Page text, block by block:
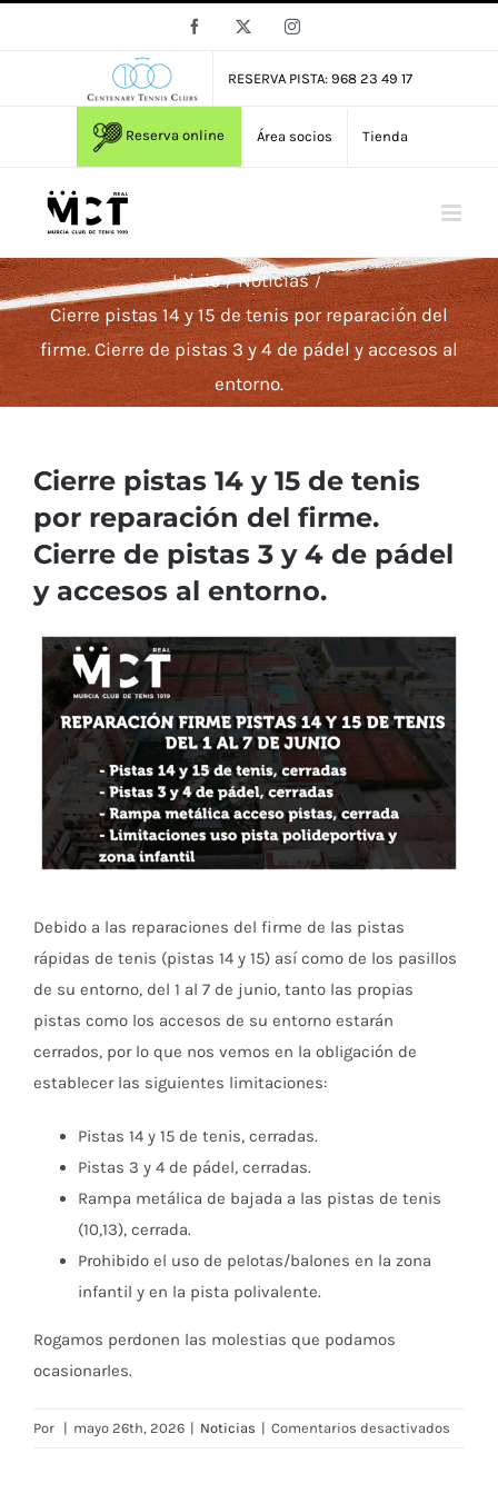
Facebook Instagram
RESERVA PISTA: 968 23 49 17
Reserva online Área socios Tienda
Inicio
Noticias
Cierre pistas 14 y 15 de tenis por reparación del
firme. Cierre de pistas 3 y 4 de pádel y accesos al
entorno.
Cierre pistas 14 y 15 de tenis
por reparación del firme.
Cierre de pistas 3 y 4 de pádel
y accesos al entorno.
Ver
imagen
más
grande
Debido a las reparaciones del firme de las pistas
rápidas de tenis (pistas 14 y 15) así como de los pasillos
de su entorno, del 1 al 7 de junio, tanto las propias
pistas como los accesos de su entorno estarán
cerrados, por lo que nos vemos en la obligación de
establecer las siguientes limitaciones:
Pistas 14 y 15 de tenis, cerradas.
Pistas 3 y 4 de pádel, cerradas.
Rampa metálica de bajada a las pistas de tenis
(10,13), cerrada.
Prohibido el uso de pelotas/balones en la zona
infantil y en la pista polivalente.
Rogamos perdonen las molestias que podamos
ocasionarles.
Por | mayo 26th, 2026 | Noticias | Comentarios desactivados